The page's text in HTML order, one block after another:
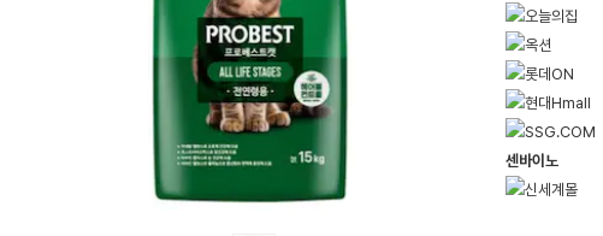
센바이노네
이